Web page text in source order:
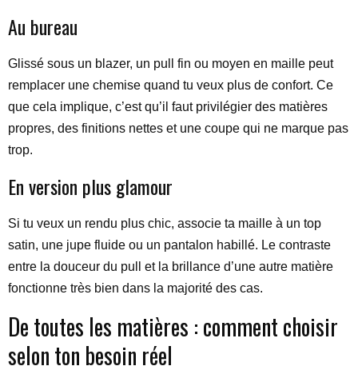
Au bureau
Glissé sous un blazer, un pull fin ou moyen en maille peut
remplacer une chemise quand tu veux plus de confort. Ce
que cela implique, c’est qu’il faut privilégier des matières
propres, des finitions nettes et une coupe qui ne marque pas
trop.
En version plus glamour
Si tu veux un rendu plus chic, associe ta maille à un top
satin, une jupe fluide ou un pantalon habillé. Le contraste
entre la douceur du pull et la brillance d’une autre matière
fonctionne très bien dans la majorité des cas.
De toutes les matières : comment choisir
selon ton besoin réel